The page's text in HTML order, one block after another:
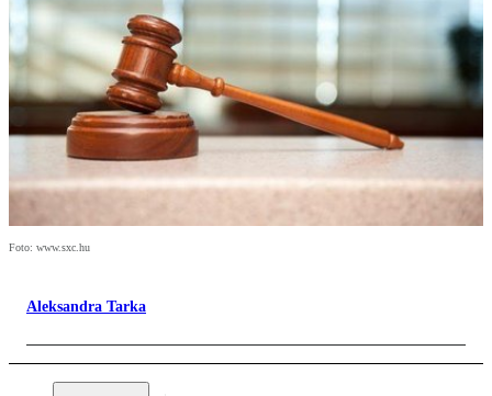
Foto: www.sxc.hu
Aleksandra Tarka